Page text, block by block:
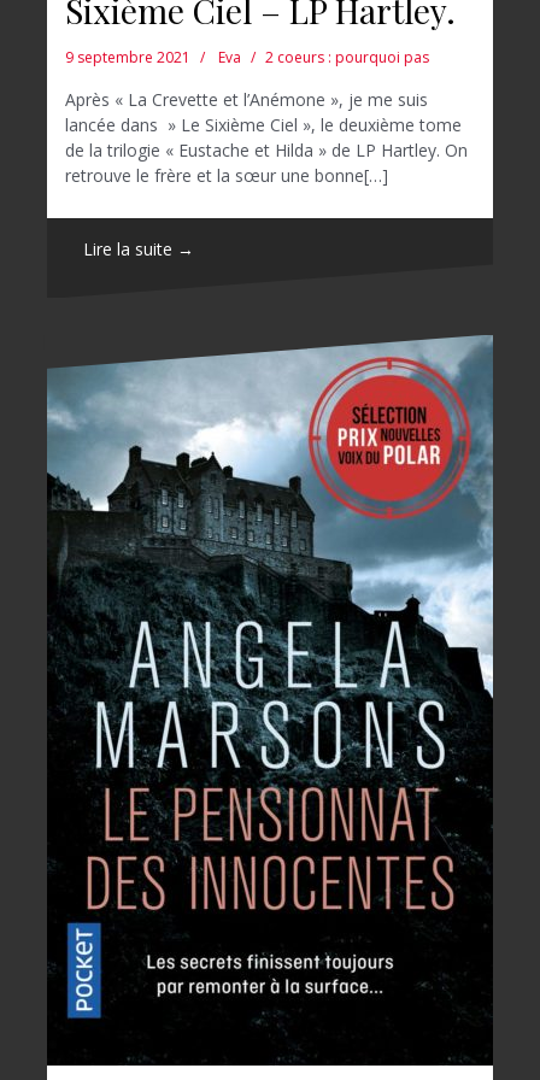
Sixième Ciel – LP Hartley.
9 septembre 2021 Eva 2 coeurs : pourquoi pas
Après « La Crevette et l’Anémone », je me suis
lancée dans » Le Sixième Ciel », le deuxième tome
de la trilogie « Eustache et Hilda » de LP Hartley. On
retrouve le frère et la sœur une bonne[…]
Lire la suite →